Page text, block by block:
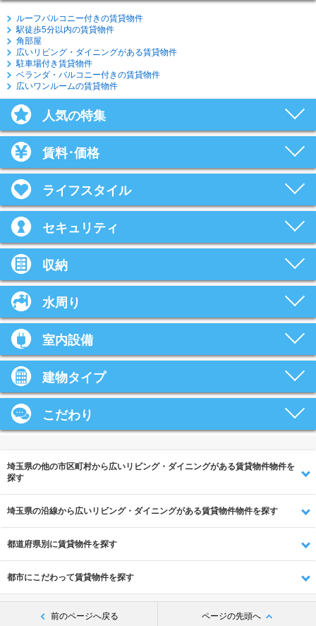
ルーフバルコニー付きの賃貸物件
駅徒歩5分以内の賃貸物件
角部屋
広いリビング・ダイニングがある賃貸物件
駐車場付き賃貸物件
ベランダ・バルコニー付きの賃貸物件
広いワンルームの賃貸物件
人気の特集
賃料･価格
ライフスタイル
セキュリティ
収納
水周り
室内設備
建物タイプ
こだわり
埼玉県の他の市区町村から広いリビング・ダイニングがある賃貸物件物件を
探す
埼玉県の沿線から広いリビング・ダイニングがある賃貸物件物件を探す
都道府県別に賃貸物件を探す
都市にこだわって賃貸物件を探す
前のページへ戻る ページの先頭へ